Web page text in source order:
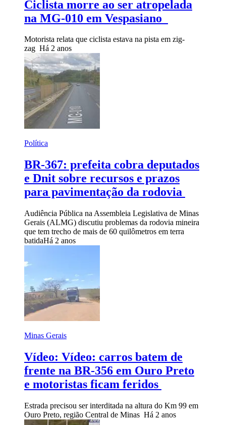
Ciclista morre ao ser atropelada
na MG-010 em Vespasiano
Motorista relata que ciclista estava na pista em zig-
zag Há 2 anos
Política
BR-367: prefeita cobra deputados
e Dnit sobre recursos e prazos
para pavimentação da rodovia
Audiência Pública na Assembleia Legislativa de Minas
Gerais (ALMG) discutiu problemas da rodovia mineira
que tem trecho de mais de 60 quilômetros em terra
batidaHá 2 anos
Minas Gerais
Vídeo: Vídeo: carros batem de
frente na BR-356 em Ouro Preto
e motoristas ficam feridos
Estrada precisou ser interditada na altura do Km 99 em
Ouro Preto, região Central de Minas Há 2 anos